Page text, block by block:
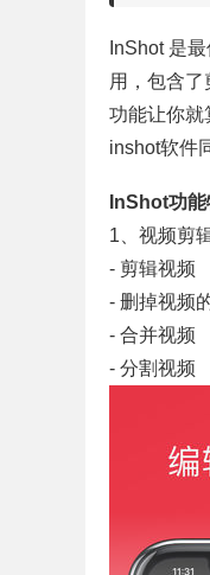
InShot 是
用，包含
功能让你就
inshot软件
InShot功能
1、视频剪
- 剪辑视频
- 删掉视频
- 合并视频
- 分割视频